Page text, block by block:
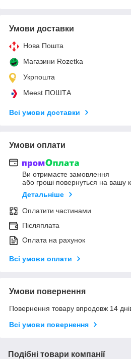
Умови доставки
Нова Пошта
Магазини Rozetka
Укрпошта
Meest ПОШТА
Всі умови доставки
Умови оплати
Ви отримаєте замовлення
або гроші повернуться на вашу
Детальніше
Оплатити частинами
Післяплата
Оплата на рахунок
Всі умови оплати
Умови повернення
Повернення товару впродовж 14
Всі умови повернення
Подібні товари компанії